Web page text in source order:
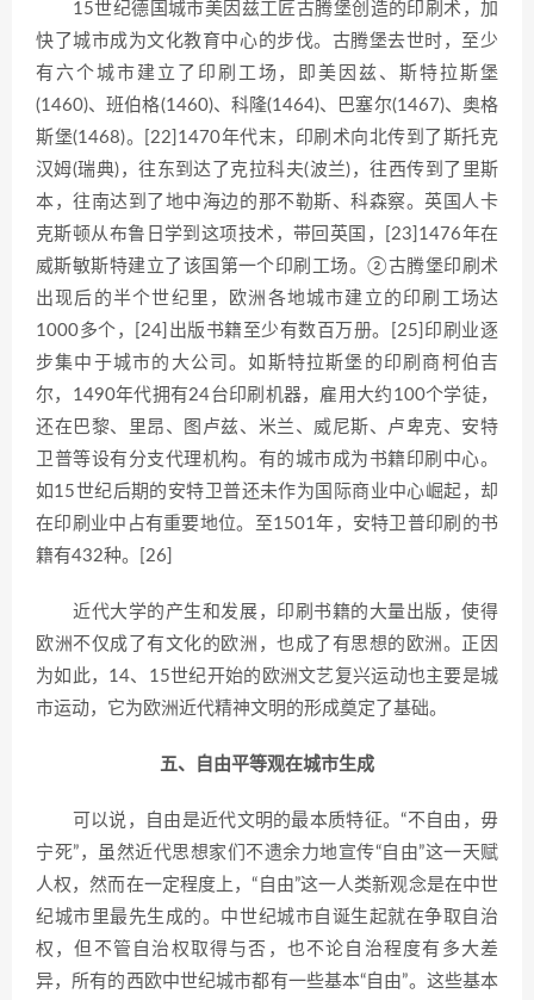
15世纪德国城市美因兹工匠古腾堡创造的印刷术，加
快了城市成为文化教育中心的步伐。古腾堡去世时，至少
有六个城市建立了印刷工场，即美因兹、斯特拉斯堡
(1460)、班伯格(1460)、科隆(1464)、巴塞尔(1467)、奥格
斯堡(1468)。[22]1470年代末，印刷术向北传到了斯托克
汉姆(瑞典)，往东到达了克拉科夫(波兰)，往西传到了里斯
本，往南达到了地中海边的那不勒斯、科森察。英国人卡
克斯顿从布鲁日学到这项技术，带回英国，[23]1476年在
威斯敏斯特建立了该国第一个印刷工场。②古腾堡印刷术
出现后的半个世纪里，欧洲各地城市建立的印刷工场达
1000多个，[24]出版书籍至少有数百万册。[25]印刷业逐
步集中于城市的大公司。如斯特拉斯堡的印刷商柯伯吉
尔，1490年代拥有24台印刷机器，雇用大约100个学徒，
还在巴黎、里昂、图卢兹、米兰、威尼斯、卢卑克、安特
卫普等设有分支代理机构。有的城市成为书籍印刷中心。
如15世纪后期的安特卫普还未作为国际商业中心崛起，却
在印刷业中占有重要地位。至1501年，安特卫普印刷的书
籍有432种。[26]
近代大学的产生和发展，印刷书籍的大量出版，使得
欧洲不仅成了有文化的欧洲，也成了有思想的欧洲。正因
为如此，14、15世纪开始的欧洲文艺复兴运动也主要是城
市运动，它为欧洲近代精神文明的形成奠定了基础。
五、自由平等观在城市生成
可以说，自由是近代文明的最本质特征。“不自由，毋
宁死”，虽然近代思想家们不遗余力地宣传“自由”这一天赋
人权，然而在一定程度上，“自由”这一人类新观念是在中世
纪城市里最先生成的。中世纪城市自诞生起就在争取自治
权，但不管自治权取得与否，也不论自治程度有多大差
异，所有的西欧中世纪城市都有一些基本“自由”。这些基本